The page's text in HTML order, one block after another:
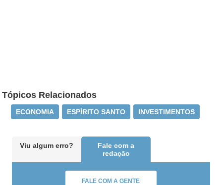
Tópicos Relacionados
ECONOMIA ESPÍRITO SANTO INVESTIMENTOS
Viu algum erro?
Fale com a
redação
FALE COM A GENTE